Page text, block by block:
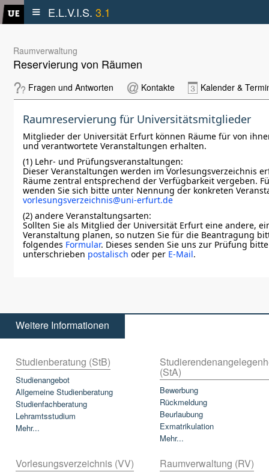
≡ E.L.V.I.S. 3.1
Raumverwaltung
Reservierung von Räumen
Fragen und Antworten Kontakte Kalender &
Raumreservierung für Universitätsmitglieder
Mitglieder der Universität Erfurt können Räume für von
und verantwortete Veranstaltungen erhalten.
(1) Lehr- und Prüfungsveranstaltungen:
Dieser Veranstaltungen werden im Vorlesungsverzeichnis
Räume zentral entsprechend der Verfügbarkeit vergeben.
wenden Sie sich bitte unter Nennung der konkreten
vorlesungsverzeichnis@uni-erfurt.de
(2) andere Veranstaltungsarten:
Sollten Sie als Mitglied der Universität Erfurt eine andere,
Veranstaltung planen, so nutzen Sie für die Beantragung
folgendes Formular. Dieses senden Sie uns zur Prüfung
unterschrieben postalisch oder per E-Mail.
Weitere Informationen
Studienberatung (StB)
Studienangebot
Allgemeine Studienberatung
Studienfachberatung
Lehramtsstudium
Mehr...
(StA)
Bewerbung
Rückmeldung
Beurlaubung
Exmatrikulation
Mehr...
Vorlesungsverzeichnis (VV) Raumverwaltung (RV)